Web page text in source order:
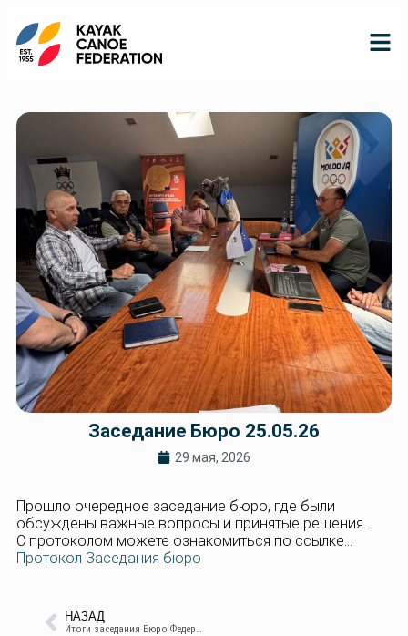
RO
Заседание Бюро 25.05.26
29 мая, 2026
Прошло очередное заседание бюро, где были
обсуждены важные вопросы и принятые решения.
С протоколом можете ознакомиться по ссылке…
Протокол Заседания бюро
НАЗАД
Итоги заседания Бюро Федерации каяк-каноэ Республики Молдова